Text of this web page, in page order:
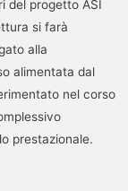
del progetto ASI
si farà
alla
alimentata dal
nel corso
prestazionale.